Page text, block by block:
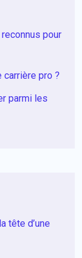
pour
carrière pro ?
parmi les
tête d’une